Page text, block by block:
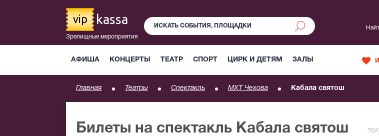
vip kassa
Зрелищные мероприятия
АФИША КОНЦЕРТЫ ТЕАТР СПОРТ ЦИРК И ДЕТЯМ ЗАЛЫ
Главная Театры Спектакль МХТ Чехова Кабала святош
Билеты на спектакль Кабала святош